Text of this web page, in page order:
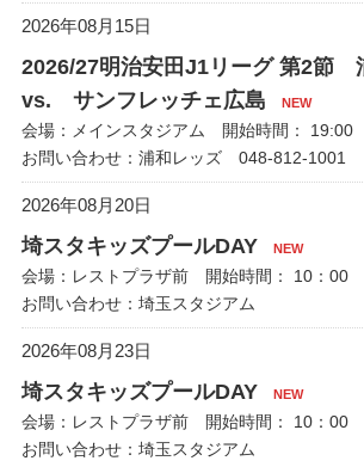
2026年08月15日
2026/27明治安田J1リーグ 第2節
vs. サンフレッチェ広島
NEW
会場：メインスタジアム 開始時間：
お問い合わせ：浦和レッズ 048-812-1001
2026年08月20日
埼スタキッズプールDAY NEW
会場：レストプラザ前 開始時間： 10：00
お問い合わせ：埼玉スタジアム
2026年08月23日
埼スタキッズプールDAY NEW
会場：レストプラザ前 開始時間： 10：00
お問い合わせ：埼玉スタジアム